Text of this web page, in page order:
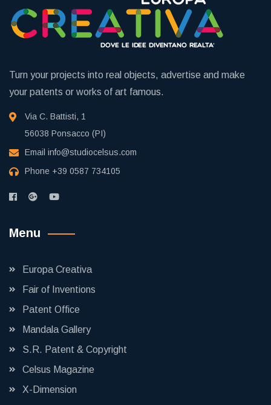
Turn your projects into real objects, advertise and make
your patents or works of art famous.
Via C. Battisti, 1
56038 Ponsacco (PI)
Email info@studiocelsus.com
Phone +39 0587 734105
Menu
Europa Creativa
Fair of Inventions
Patent Office
Mandala Gallery
S.R. Patent & Copyright
Celsus Magazine
X-Dimension